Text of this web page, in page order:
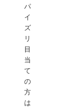
パ
イ
ズ
リ
目
当
て
の
方
は